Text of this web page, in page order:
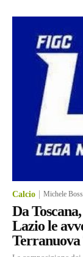
Calcio Michele
Da
Lazio le